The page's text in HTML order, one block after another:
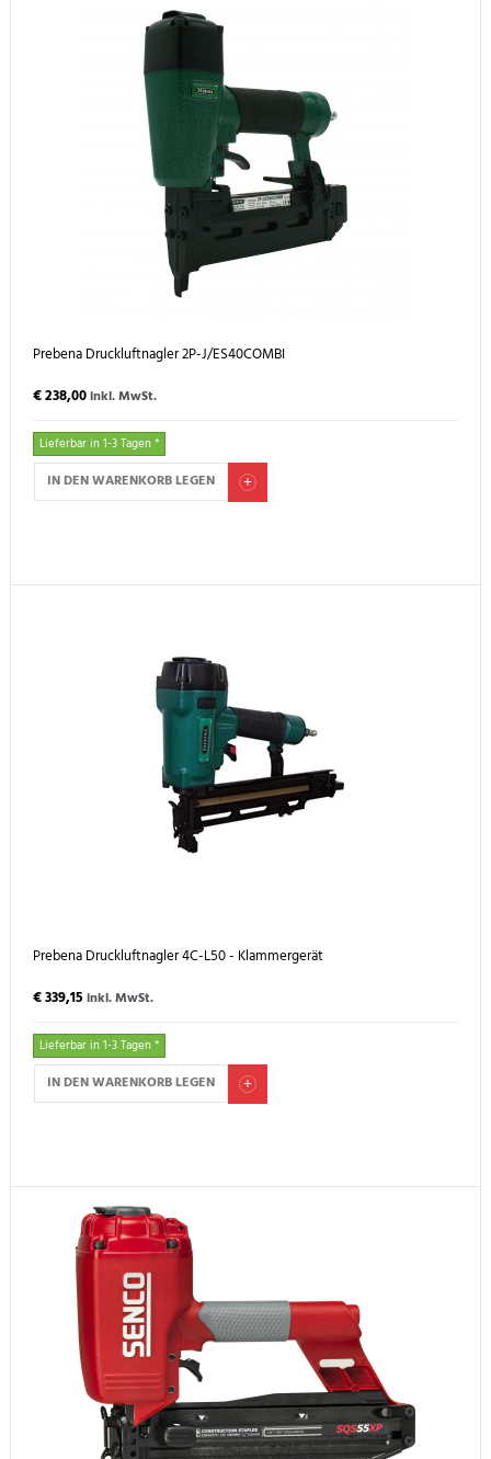
Prebena Druckluftnagler 2P-J/ES40COMBI
€ 238,00inkl. MwSt.
Lieferbar in 1-3 Tagen *
IN DEN WARENKORB LEGEN
Prebena Druckluftnagler 4C-L50 - Klammergerät
€ 339,15 inkl. MwSt.
Lieferbar in 1-3 Tagen *
IN DEN WARENKORB LEGEN